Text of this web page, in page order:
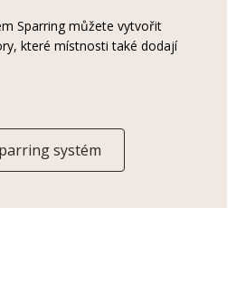
Sparring můžete vytvořit
které místnosti také dodají
systém